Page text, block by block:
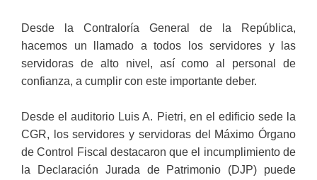
Desde la Contraloría General de la República,
hacemos un llamado a todos los servidores y las
servidoras de alto nivel, así como al personal de
confianza, a cumplir con este importante deber.
Desde el auditorio Luis A. Pietri, en el edificio sede la
CGR, los servidores y servidoras del Máximo Órgano
de Control Fiscal destacaron que el incumplimiento de
la Declaración Jurada de Patrimonio (DJP) puede